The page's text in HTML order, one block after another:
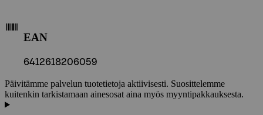
EAN
6412618206059
Päivitämme palvelun tuotetietoja aktiivisesti. Suosittelemme
kuitenkin tarkistamaan ainesosat aina myös myyntipakkauksesta.